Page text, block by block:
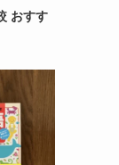
おすす